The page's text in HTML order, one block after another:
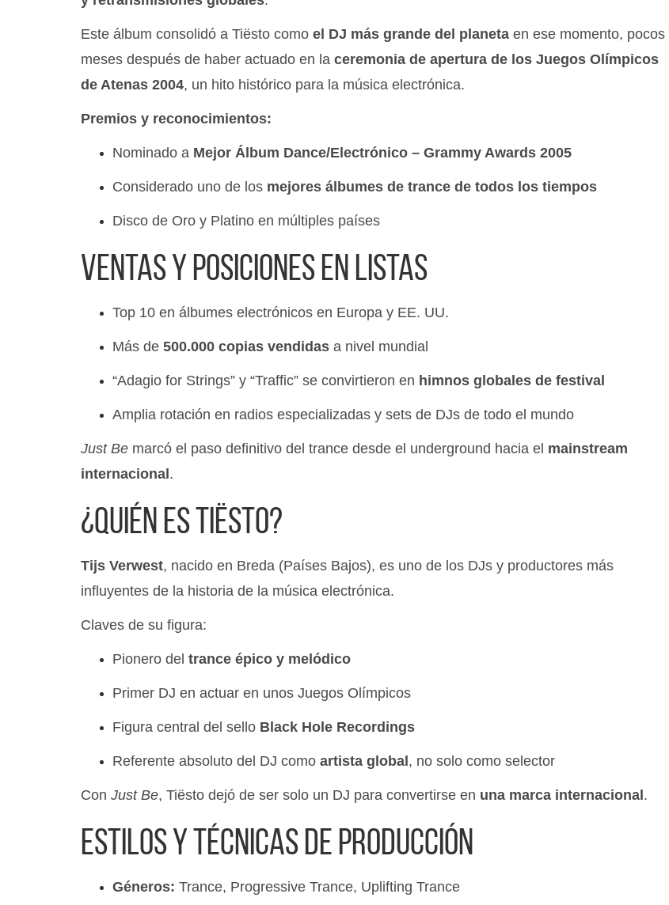
Este álbum consolidó a Tiësto como el DJ más grande del planeta en ese momento, pocos
meses después de haber actuado en la ceremonia de apertura de los Juegos Olímpicos
de Atenas 2004, un hito histórico para la música electrónica.
Premios y reconocimientos:
Nominado a Mejor Álbum Dance/Electrónico – Grammy Awards 2005
Considerado uno de los mejores álbumes de trance de todos los tiempos
Disco de Oro y Platino en múltiples países
Ventas y posiciones en listas
Top 10 en álbumes electrónicos en Europa y EE. UU.
Más de 500.000 copias vendidas a nivel mundial
“Adagio for Strings” y “Traffic” se convirtieron en himnos globales de festival
Amplia rotación en radios especializadas y sets de DJs de todo el mundo
Just Be marcó el paso definitivo del trance desde el underground hacia el mainstream
internacional .
¿Quién es Tiësto?
Tijs Verwest, nacido en Breda (Países Bajos), es uno de los DJs y productores más
influyentes de la historia de la música electrónica.
Claves de su figura:
Pionero del trance épico y melódico
Primer DJ en actuar en unos Juegos Olímpicos
Figura central del sello Black Hole Recordings
Referente absoluto del DJ como artista global , no solo como selector
Con Just Be, Tiësto dejó de ser solo un DJ para convertirse en una marca internacional .
Estilos y técnicas de producción
Géneros: Trance, Progressive Trance, Uplifting Trance